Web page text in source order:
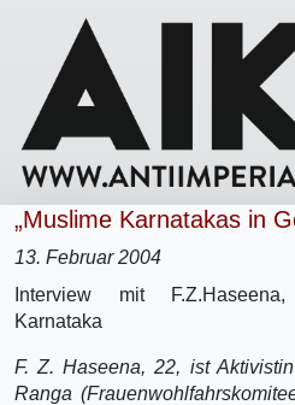
„Muslime Karnatakas in
13. Februar 2004
Interview mit F.Z.Haseena,
Karnataka
F. Z. Haseena, 22, ist
Ranga